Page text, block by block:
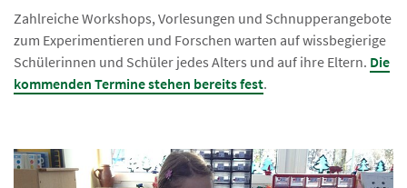
Zahlreiche Workshops, Vorlesungen und Schnupperangebote
zum Experimentieren und Forschen warten auf wissbegierige
Schülerinnen und Schüler jedes Alters und auf ihre Eltern. Die
kommenden Termine stehen bereits fest.